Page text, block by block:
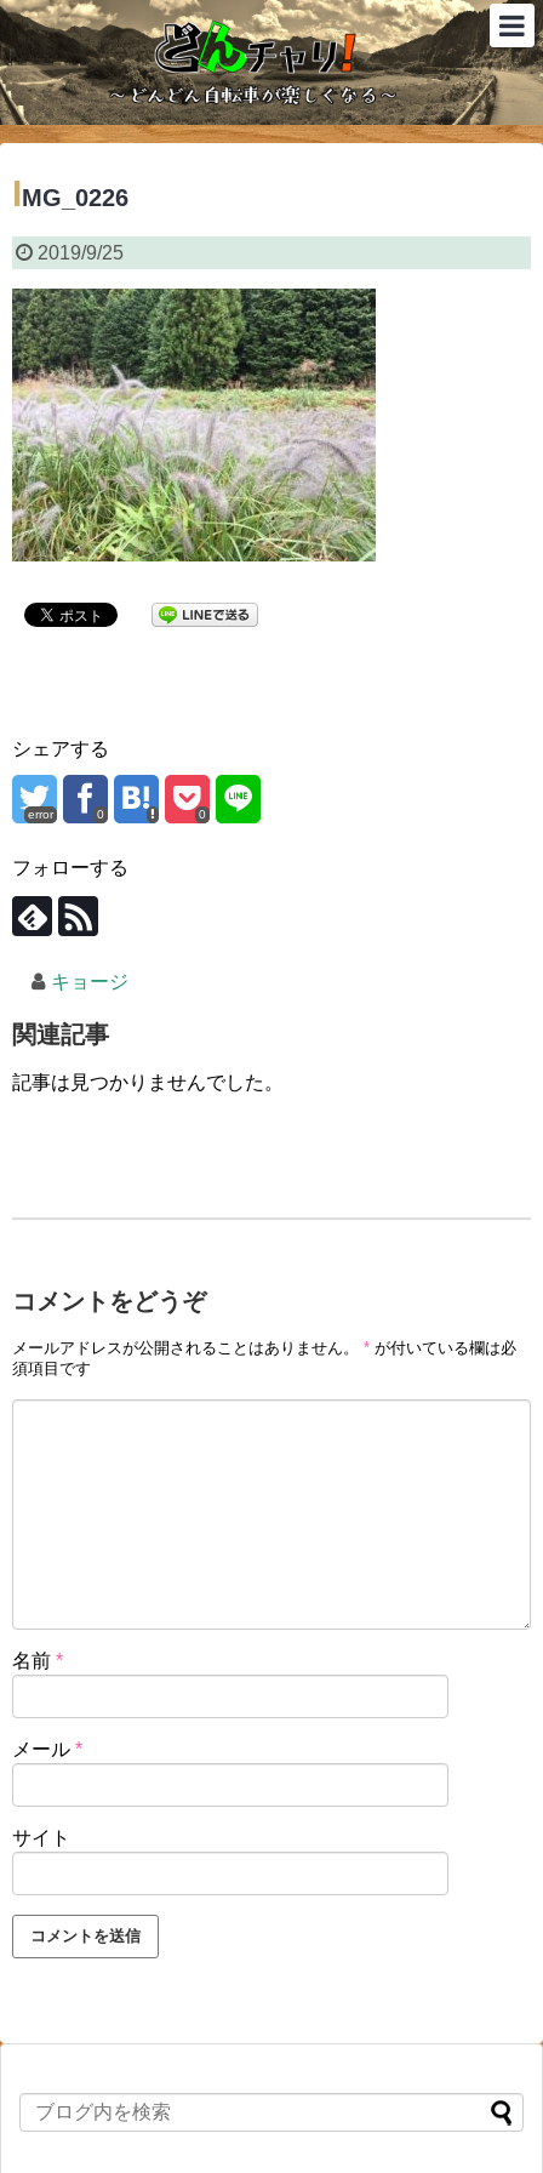
IMG_0226
2019/9/25
シェアする
error 0 0
フォローする
キョージ
関連記事
記事は見つかりませんでした。
コメントをどうぞ
メールアドレスが公開されることはありません。 * が付いている欄は必
須項目です
名前 *
メール *
サイト